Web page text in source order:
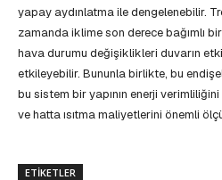
yapay aydınlatma ile dengelenebilir.
zamanda iklime son derece bağımlı
hava durumu değişiklikleri duvarın
etkileyebilir. Bununla birlikte, bu
bu sistem bir yapının enerji
ve hatta ısıtma maliyetlerini önemli
ETIKETLER